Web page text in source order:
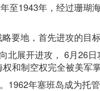
至1943年，经过珊瑚
要地，首先进攻的目
北展开进攻， 6月26
和制空权完全被美军掌
年塞班岛成为托管